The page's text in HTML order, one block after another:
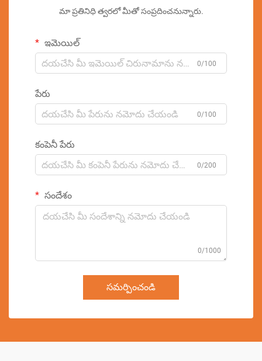
మా ప్రతినిధి త్వరలో మీతో సంప్రదించనున్నారు.
ఇమెయిల్
0/100
పేరు
0/100
కంపెనీ పేరు
0/200
సందేశం
0/1000
సమర్పించండి